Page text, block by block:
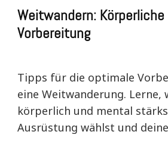
Weitwandern:
Vorbereitung
Tipps für die optimale
eine Weitwanderung. Lerne,
körperlich und mental
Ausrüstung wählst und